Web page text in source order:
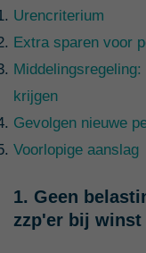
Urencriterium
Extra sparen voor
krijgen
Gevolgen nieuwe
Voorlopige aanslag
1. Geen
zzp'er bij winst